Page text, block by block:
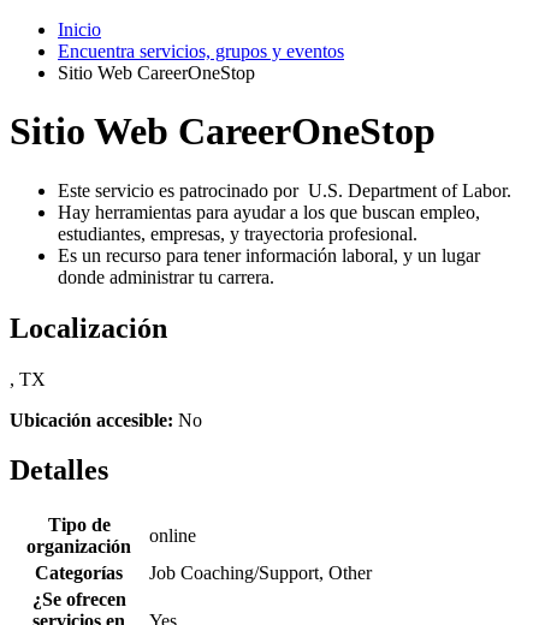
Inicio
Encuentra servicios, grupos y eventos
Sitio Web CareerOneStop
Sitio Web CareerOneStop
Este servicio es patrocinado por U.S. Department of Labor.
Hay herramientas para ayudar a los que buscan empleo,
estudiantes, empresas, y trayectoria profesional.
Es un recurso para tener información laboral, y un lugar
donde administrar tu carrera.
Localización
, TX
Ubicación accesible: No
Detalles
Tipo de
organización
online
Categorías
Job Coaching/Support, Other
¿Se ofrecen